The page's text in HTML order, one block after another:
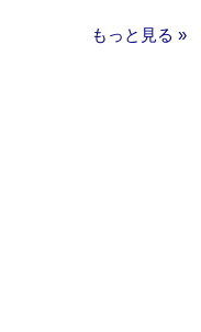
もっと見る »